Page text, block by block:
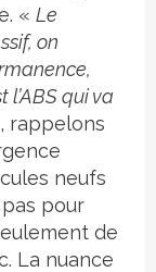
« Le
on
l’ABS qui va
rappelons
neufs
pas pour
de
La nuance